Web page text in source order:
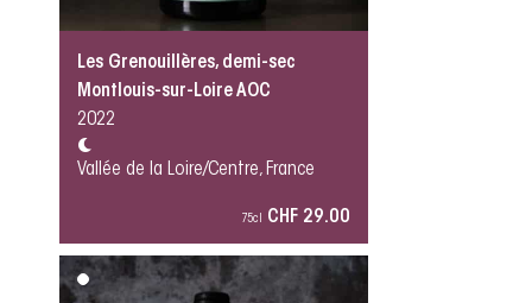
Les Grenouillères, demi-sec
Montlouis-sur-Loire AOC
2022
Vallée de la Loire/Centre, France
75cl CHF 29.00